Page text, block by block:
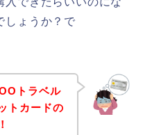
しょうか？で
トラベル
トカードの